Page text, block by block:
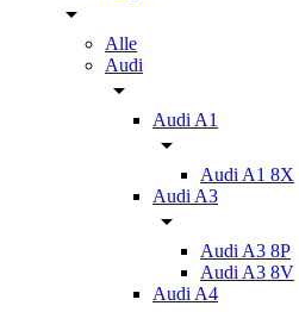
Alle
Audi
Audi A1
Audi A1 8X
Audi A3
Audi A3 8P
Audi A3 8V
Audi A4